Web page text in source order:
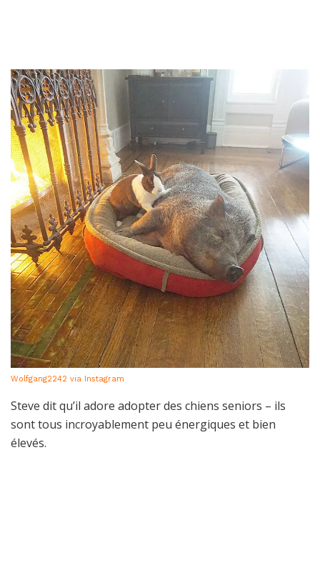
Wolfgang2242 via Instagram
Steve dit qu’il adore adopter des chiens seniors – ils
sont tous incroyablement peu énergiques et bien
élevés.